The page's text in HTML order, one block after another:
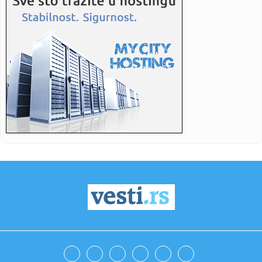
g...
08:10:
pojačanje – Arge...
08:09:Rok istekao, dogovora nema: Priština danas nastavlja
konstitutiv...
08:08:Danas sunčano i toplo, ali prijatnije: Od ponedeljka opet
sve to...
08:08:Priznao krivicu: Kanadski haker opustošio više od 165
kompanija
Biki koja sedi i puši u kafani ponovo postala viralna! Napali